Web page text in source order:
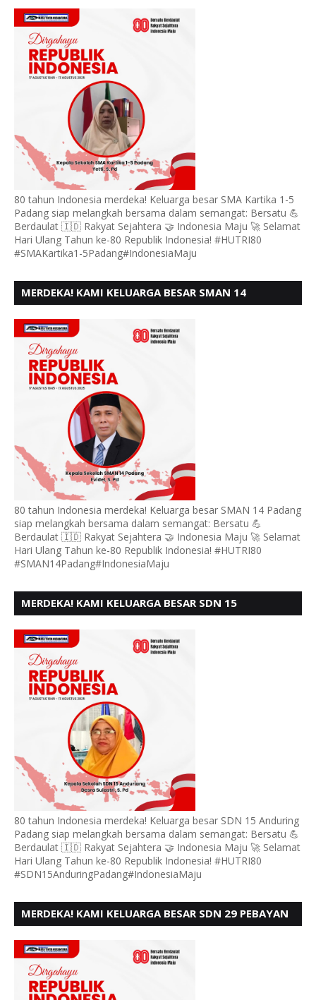
BERSATU BERD
80 tahun Indonesia merdeka! Keluarga besar SMA Kartika 1-5
Padang siap melangkah bersama dalam semangat: Bersatu 💪
Berdaulat 🇮🇩 Rakyat Sejahtera 🤝 Indonesia Maju 🚀 Selamat
Hari Ulang Tahun ke-80 Republik Indonesia! #HUTRI80
#SMAKartika1-5Padang#IndonesiaMaju
MERDEKA! KAMI KELUARGA BESAR SMAN 14
80 tahun Indonesia merdeka! Keluarga besar SMAN 14 Padang
siap melangkah bersama dalam semangat: Bersatu 💪
Berdaulat 🇮🇩 Rakyat Sejahtera 🤝 Indonesia Maju 🚀 Selamat
Hari Ulang Tahun ke-80 Republik Indonesia! #HUTRI80
#SMAN14Padang#IndonesiaMaju
MERDEKA! KAMI KELUARGA BESAR SDN 15
80 tahun Indonesia merdeka! Keluarga besar SDN 15 Anduring
Padang siap melangkah bersama dalam semangat: Bersatu 💪
Berdaulat 🇮🇩 Rakyat Sejahtera 🤝 Indonesia Maju 🚀 Selamat
Hari Ulang Tahun ke-80 Republik Indonesia! #HUTRI80
#SDN15AnduringPadang#IndonesiaMaju
MERDEKA! KAMI KELUARGA BESAR SDN 29 PEBAYAN
KE - 80